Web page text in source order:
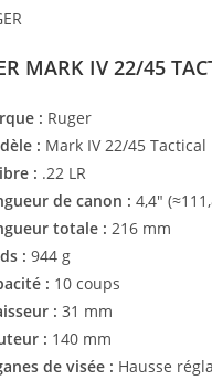
MARK IV 22/45
: Ruger
: Mark IV 22/45 Tactical
: .22 LR
de canon : 4,4″
totale : 216 mm
: 944 g
: 10 coups
: 31 mm
: 140 mm
de visée : Hausse